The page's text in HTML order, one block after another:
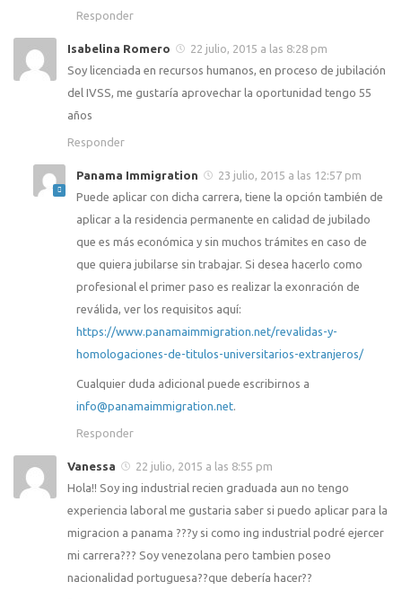
Responder
Isabelina Romero
22 julio, 2015 a las 8:28 pm
Soy licenciada en recursos humanos, en proceso de jubilación
del IVSS, me gustaría aprovechar la oportunidad tengo 55
años
Responder
Panama Immigration
23 julio, 2015 a las 12:57 pm
Puede aplicar con dicha carrera, tiene la opción también de
aplicar a la residencia permanente en calidad de jubilado
que es más económica y sin muchos trámites en caso de
que quiera jubilarse sin trabajar. Si desea hacerlo como
profesional el primer paso es realizar la exonración de
reválida, ver los requisitos aquí:
https://www.panamaimmigration.net/revalidas-y-
homologaciones-de-titulos-universitarios-extranjeros/
Cualquier duda adicional puede escribirnos a
info@panamaimmigration.net.
Responder
Vanessa
22 julio, 2015 a las 8:55 pm
Hola!! Soy ing industrial recien graduada aun no tengo
experiencia laboral me gustaria saber si puedo aplicar para la
migracion a panama ???y si como ing industrial podré ejercer
mi carrera??? Soy venezolana pero tambien poseo
nacionalidad portuguesa??que debería hacer??